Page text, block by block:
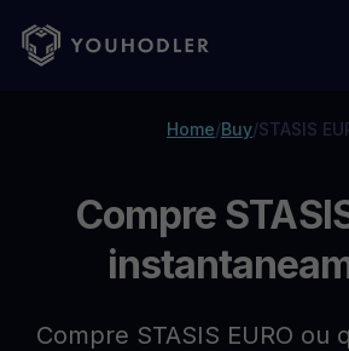
Home/Buy/STASIS
Compre
Compre STASIS EURO ou